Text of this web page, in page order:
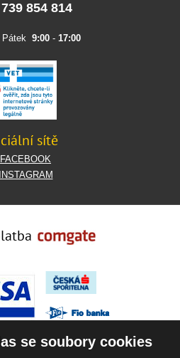
739 854 814
Pátek 9:00- 17:00
sítě
FACEBOOK
INSTAGRAM
se soubory cookies